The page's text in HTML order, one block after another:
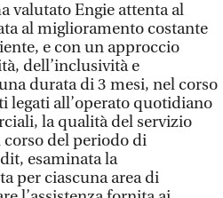
valutato Engie attenta al
al miglioramento costante
e con un approccio
dell’inclusività e
durata di 3 mesi, nel corso
legati all’operato quotidiano
la qualità del servizio
del periodo di
esaminata la
per ciascuna area di